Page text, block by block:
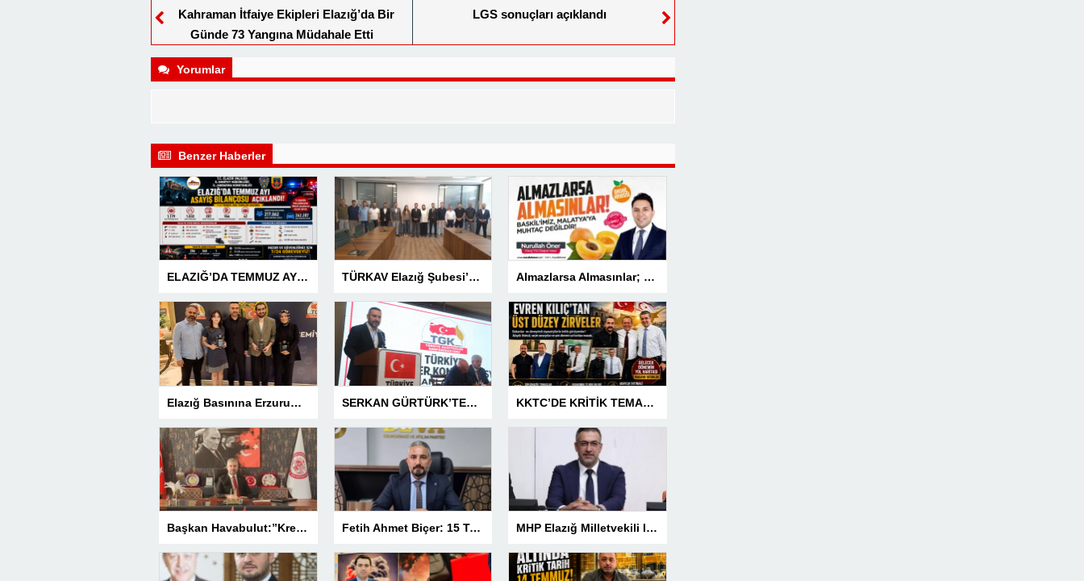
Kahraman İtfaiye Ekipleri Elazığ’da Bir
Günde 73 Yangına Müdahale Etti
LGS sonuçları açıklandı
Yorumlar
Benzer Haberler
ELAZIĞ’DA TEMMUZ AYI ASAYİŞ BİLANÇOSU AÇIKLANDI: 1 AYDA 1.032 ŞAHIS YAKALANDI, 207 TUTUKLAMA TÜRKAV Elazığ Şubesi’nden güçlü başlangıç: Kamuda liyakatin en gür sesi olacağız Almazlarsa Almasınlar; Baskilimiz Malatya’ya Muhtaç Değildir
Elazığ Basınına Erzurum’da 3 Ödül SERKAN GÜRTÜRK’TEN BASIN MESLEK YASASI VURGUSU! KKTC’DE KRİTİK TEMASLAR! EVREN KILIÇ’TAN ÜST DÜZEY ZİRVELER
Başkan Havabulut:”Kredi Kartı Komisyonları Esnafın Kazancını Eritiyor” Fetih Ahmet Biçer: 15 Temmuz, Geleceğe Karşı Taşıdığımız Sorumluluğu Hatırlatan Bir Milattır MHP Elazığ Milletvekili IŞ IKVER: 15 TEMMUZ HAİN FETÖ KALKIŞMASI TÜRKİYE’Yİ İŞGAL GİRİŞİMİDİR